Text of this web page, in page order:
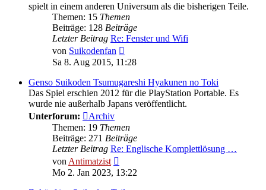
spielt in einem anderen Universum als die bisherigen Teile.
Themen: 15 Themen
Beiträge: 128 Beiträge
Letzter Beitrag Re: Fenster und Wifi
von Suikodenfan
Beitrag
Sa 8. Aug 2015, 11:28
Genso Suikoden Tsumugareshi Hyakunen no Toki
Das Spiel erschien 2012 für die PlayStation Portable. Es
wurde nie außerhalb Japans veröffentlicht.
Unterforum:
Archiv
Themen: 19 Themen
Beiträge: 271 Beiträge
Letzter Beitrag Re: Englische Komplettlösung …
vonAntimatzist
Beitrag
Mo 2. Jan 2023, 13:22